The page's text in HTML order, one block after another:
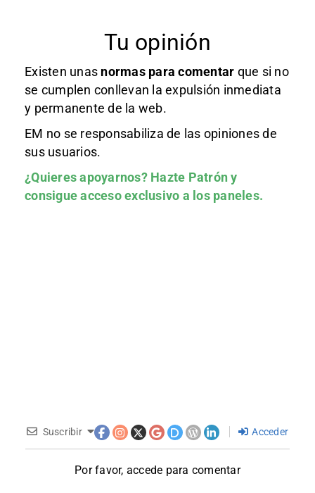
Tu opinión
Existen unas normas para comentar que si no
se cumplen conllevan la expulsión inmediata
y permanente de la web.
EM no se responsabiliza de las opiniones de
sus usuarios.
¿Quieres apoyarnos? Hazte Patróny
consigue acceso exclusivo a los paneles.
Suscribir Acceder
Por favor, accede para comentar